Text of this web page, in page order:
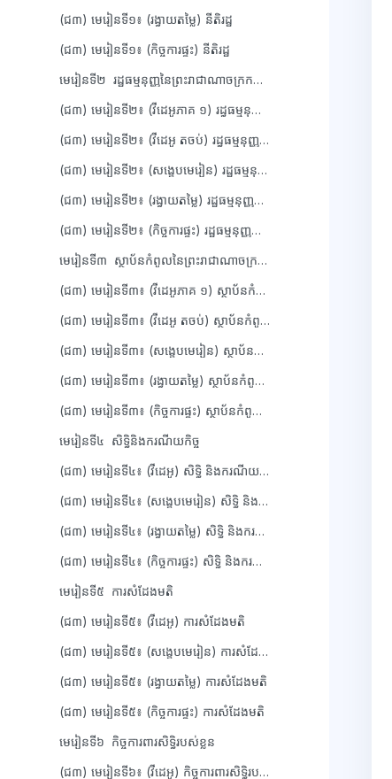
(ជ៣) មេរៀនទី១៖ (រង្វាយតម្លៃ) នីតិរដ្ឋ
(ជ៣) មេរៀនទី១៖ (កិច្ចការផ្ទះ) នីតិរដ្ឋ
មេរៀនទី២ រដ្ឋធម្មនុញ្ញនៃព្រះរាជាណាចក្រកម្ពុជ...
(ជ៣) មេរៀនទី២៖ (វីដេអូភាគ ១) រដ្ធធម្មនុញ្ញនៃព្រះរាជាណាចក្រកម្ពុជា
(ជ៣) មេរៀនទី២៖ (វីដេអូ តចប់) រដ្ធធម្មនុញ្ញនៃព្រះរាជាណាចក្រកម្ពុជា
(ជ៣) មេរៀនទី២៖ (សង្ខេបមេរៀន) រដ្ឋធម្មនុញ្ញនៃព្រះរាជាណាចក្រកម្ពុជា
(ជ៣) មេរៀនទី២៖ (រង្វាយតម្លៃ) រដ្ឋធម្មនុញ្ញនៃព្រះរាជាណាចក្រកម្ពុជា
(ជ៣) មេរៀនទី២៖ (កិច្ចការផ្ទះ) រដ្ឋធម្មនុញ្ញនៃព្រះរាជាណាចក្រកម្ពុជា
មេរៀនទី៣ ស្ថាប័នកំពូលនៃព្រះរាជាណាចក្រកម...
(ជ៣) មេរៀនទី៣៖ (វីដេអូភាគ ១) ស្ថាប័នកំពូលនៃព្រះរាជាណាចក្រកម្ពុជា
(ជ៣) មេរៀនទី៣៖ (វីដេអូ តចប់) ស្ថាប័នកំពូលនៃព្រះរាជាណាចក្រកម្ពុជា
(ជ៣) មេរៀនទី៣៖ (សង្ខេបមេរៀន) ស្ថាប័នកំពូលនៃព្រះរាជាណាចក្រកម្ពុជា
(ជ៣) មេរៀនទី៣៖ (រង្វាយតម្លៃ) ស្ថាប័នកំពូលនៃព្រះរាជាណាចក្រកម្ពុជា
(ជ៣) មេរៀនទី៣៖ (កិច្ចការផ្ទះ) ស្ថាប័នកំពូលនៃព្រះរាជាណាចក្រកម្ពុជា
មេរៀនទី៤ សិទ្ធិនិងករណីយកិច្ច
(ជ៣) មេរៀនទី៤៖ (វីដេអូ) សិទ្ធិ និងករណីយកិច្ច
(ជ៣) មេរៀនទី៤៖ (សង្ខេបមេរៀន) សិទ្ធិ និងករណីយកិច្ច
(ជ៣) មេរៀនទី៤៖ (រង្វាយតម្លៃ) សិទ្ធិ និងករណីយកិច្ច
(ជ៣) មេរៀនទី៤៖ (កិច្ចការផ្ទះ) សិទ្ធិ និងករណីយកិច្ច
មេរៀនទី៥ ការសំដែងមតិ
(ជ៣) មេរៀនទី៥៖ (វីដេអូ) ការសំដែងមតិ
(ជ៣) មេរៀនទី៥៖ (សង្ខេបមេរៀន) ការសំដែងមតិ
(ជ៣) មេរៀនទី៥៖ (រង្វាយតម្លៃ) ការសំដែងមតិ
(ជ៣) មេរៀនទី៥៖ (កិច្ចការផ្ទះ) ការសំដែងមតិ
មេរៀនទី៦ កិច្ចការពារសិទ្ធិរបស់ខ្លួន
(ជ៣) មេរៀនទី៦៖ (វីដេអូ) កិច្ចការពារសិទ្ធិរបស់ខ្លួន